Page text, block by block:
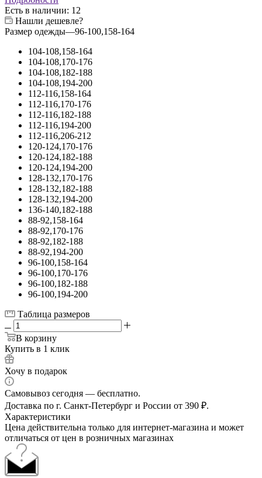
Есть в наличии: 12
Нашли дешевле?
Размер одежды—96-100,158-164
104-108,158-164
104-108,170-176
104-108,182-188
104-108,194-200
112-116,158-164
112-116,170-176
112-116,182-188
112-116,194-200
112-116,206-212
120-124,170-176
120-124,182-188
120-124,194-200
128-132,170-176
128-132,182-188
128-132,194-200
136-140,182-188
88-92,158-164
88-92,170-176
88-92,182-188
88-92,194-200
96-100,158-164
96-100,170-176
96-100,182-188
96-100,194-200
Таблица размеров
В корзину
Купить в 1 клик
Хочу в подарок
Самовывоз сегодня — бесплатно.
Доставка по г. Санкт-Петербург и России от 390 ₽.
Характеристики
Цена действительна только для интернет-магазина и может
отличаться от цен в розничных магазинах